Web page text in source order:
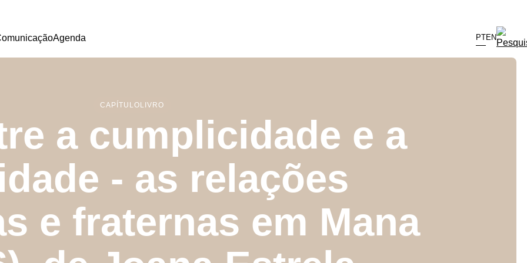
Agenda PTEN
CAPÍTULO LIVRO
a cumplicidade e a
- as relações
e fraternas em Mana